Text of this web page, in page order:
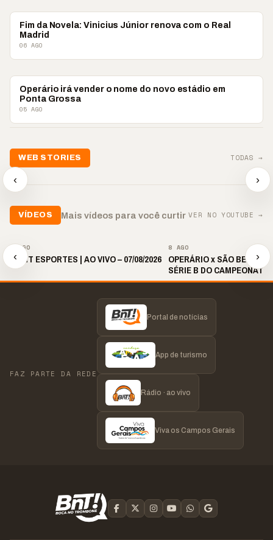
ESPORTES
Fim da Novela: Vinicius Júnior renova com o Real
Madrid
06 AGO
ESPORTES
Operário irá vender o nome do novo estádio em
Ponta Grossa
05 AGO
WEB STORIES TODAS →
‹
📢💜 Agosto Lilás
reforça combate à
violência contra a
mulher
📢 Noite
chega
oração
›
VÍDEOS Mais vídeos para você curtir VER NO YOUTUBE →
‹
8 AGO
🎙️ BNT ESPORTES | AO VIVO – 07/08/2026
8 AGO
OPERÁRIO x SÃO
SÉRIE B DO
2026 | 19H30
›
FAZ PARTE DA REDE
Portal de notícias
App de turismo
Rádio · ao vivo
Viva os Campos Gerais